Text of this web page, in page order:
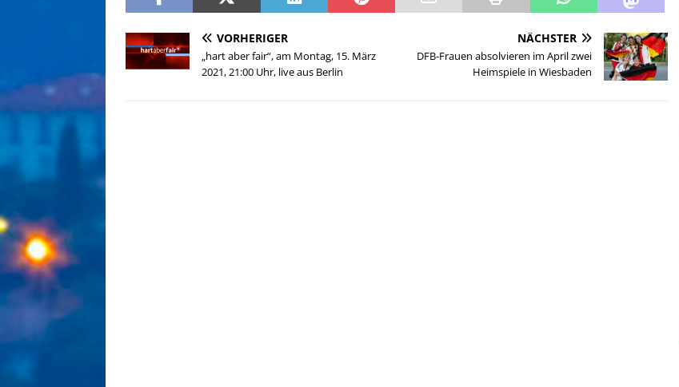
VORHERIGER
„hart aber fair“, am Montag, 15. März
2021, 21:00 Uhr, live aus Berlin
NÄCHSTER
DFB-Frauen absolvieren im April zwei
Heimspiele in Wiesbaden